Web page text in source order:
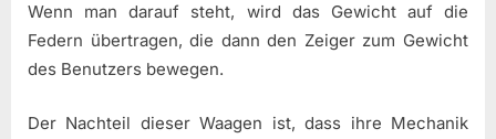
Wenn man darauf steht, wird das Gewicht auf die
Federn übertragen, die dann den Zeiger zum Gewicht
des Benutzers bewegen.
Der Nachteil dieser Waagen ist, dass ihre Mechanik